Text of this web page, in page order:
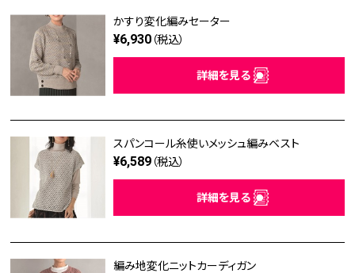
かすり変化編みセーター
¥6,930 （税込）
詳細を見る
スパンコール糸使いメッシュ編みベスト
¥6,589 （税込）
詳細を見る
編み地変化ニットカーディガン